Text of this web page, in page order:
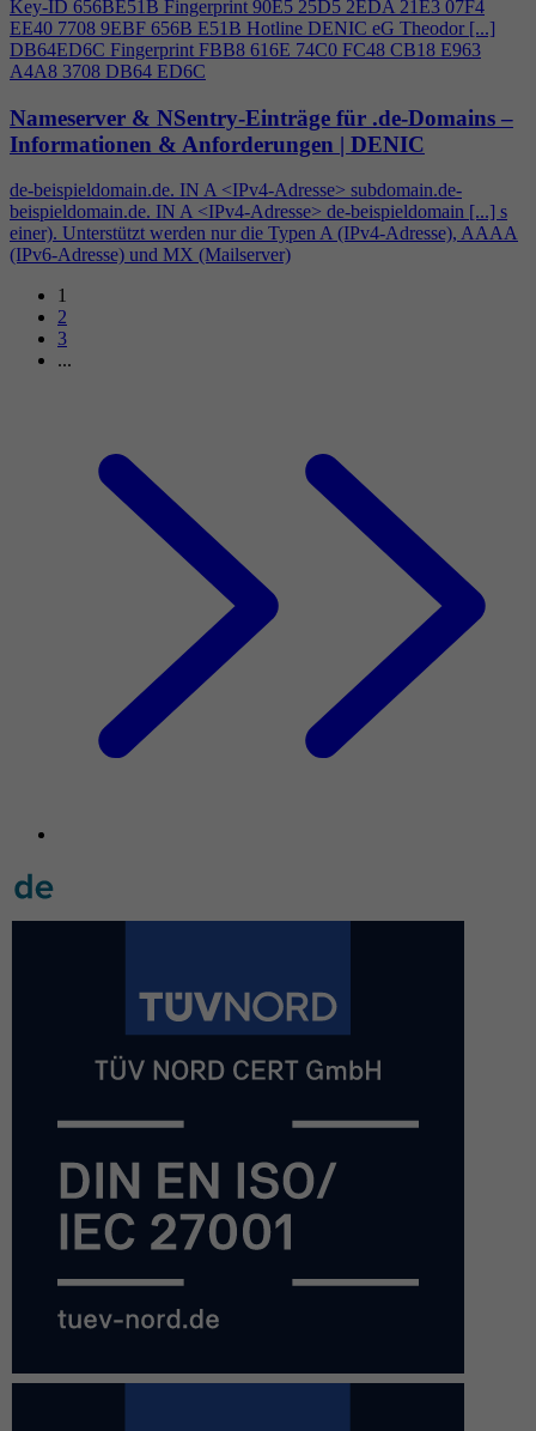
Key-ID 656BE51B Fingerprint 90E5 25D5 2EDA 21E3 07F4
EE40 7708 9EBF 656B E51B Hotline DENIC eG Theodor [...]
DB64ED6C Fingerprint FBB8 616E 74C0 FC48 CB18 E963
A4A8 3708 DB64 ED6C
Nameserver & NSentry-Einträge für .de-Domains –
Informationen & Anforderungen | DENIC
de-beispieldomain.de. IN A <IPv4-Adresse> subdomain.de-
beispieldomain.de. IN A <IPv4-Adresse> de-beispieldomain [...] s
einer). Unterstützt werden nur die Typen A (IPv4-Adresse), AAAA
(IPv6-Adresse) und MX (Mailserver)
1
2
3
...